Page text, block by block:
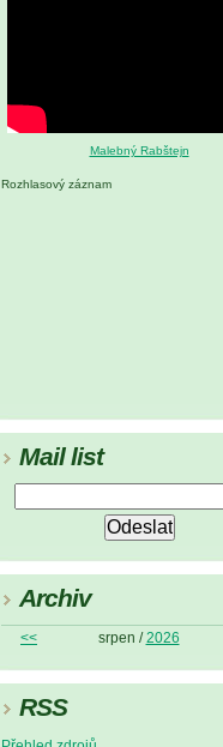
Malebný Rabštejn
Rozhlasový záznam
Mail list
Archiv
<< srpen /2026
RSS